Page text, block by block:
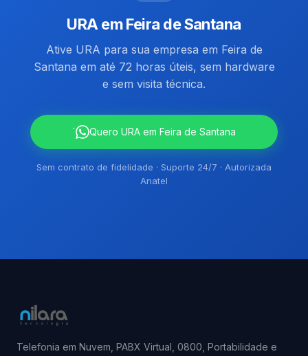
URA em Feira de Santana
Ative URA para sua empresa em Feira de
Santana em até 72 horas úteis, sem hardware
e sem visita técnica.
` Quero URA em Feira de Santana
Sem contrato de fidelidade · Suporte 24/7 · Autorizada
Anatel
Telefonia em Nuvem, PABX Virtual, 0800, Portabilidade e